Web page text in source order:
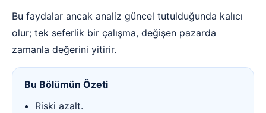
Bu faydalar ancak analiz güncel tutulduğunda kalıcı
olur; tek seferlik bir çalışma, değişen pazarda
zamanla değerini yitirir.
Bu Bölümün Özeti
Riski azalt.